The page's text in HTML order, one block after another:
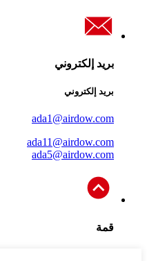
بريد إلكتروني
بريد إلكتروني
ada1@airdow.com
ada11@airdow.com
ada5@airdow.com
قمة